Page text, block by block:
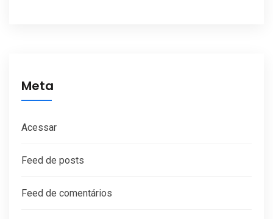
Meta
Acessar
Feed de posts
Feed de comentários